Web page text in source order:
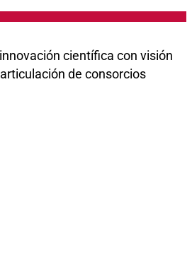
científica con visión
de consorcios